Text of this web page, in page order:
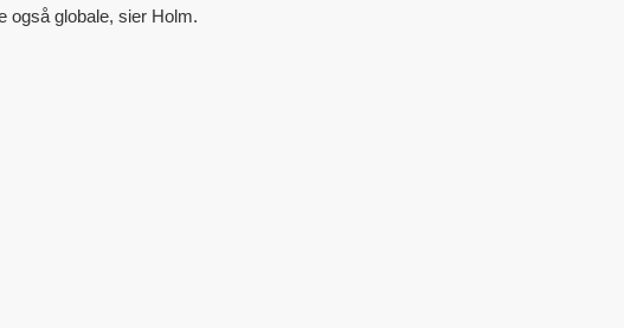
også globale, sier Holm.